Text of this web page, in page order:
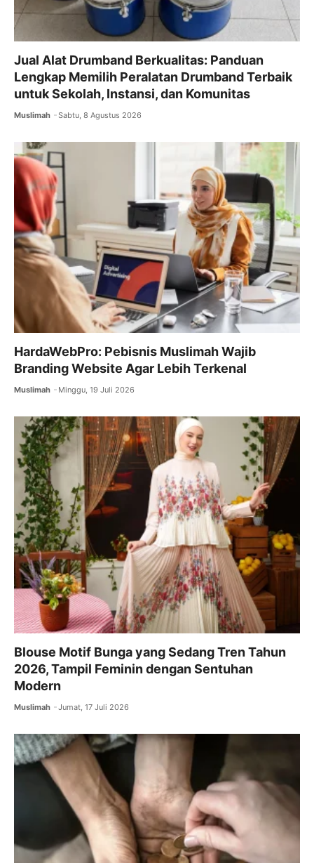
Jual Alat Drumband Berkualitas: Panduan
Lengkap Memilih Peralatan Drumband Terbaik
untuk Sekolah, Instansi, dan Komunitas
Muslimah Sabtu, 8 Agustus 2026
HardaWebPro: Pebisnis Muslimah Wajib
Branding Website Agar Lebih Terkenal
Muslimah Minggu, 19 Juli 2026
Blouse Motif Bunga yang Sedang Tren Tahun
2026, Tampil Feminin dengan Sentuhan
Modern
Muslimah Jumat, 17 Juli 2026